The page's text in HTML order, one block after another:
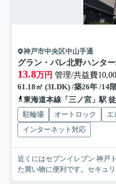
神戸市中央区中山手通
グラン・パレ北野ハンタ
13.8万円 管理/共益費
61.18㎡ (3LDK) /築26年 /14
東海道本線「三ノ宮」駅
駐輪場 オートロック エ
インターネット対応
近くにはセブンイレブン 神戸
た買い物に便利です。セキュ